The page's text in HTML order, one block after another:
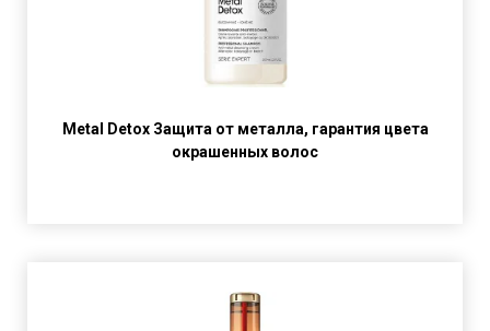
Metal Detox Защита от металла, гарантия цвета
окрашенных волос